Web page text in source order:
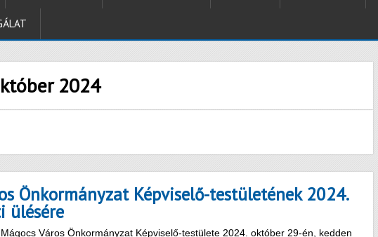
2024
Önkormányzat Képviselő-testületének 2024.
ülésére
Város Önkormányzat Képviselő-testülete 2024. október 29-én, kedden